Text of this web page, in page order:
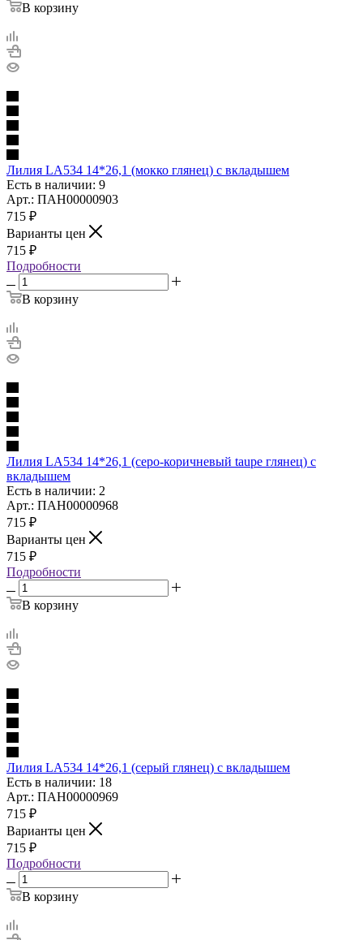
В корзину
Лилия LA534 14*26,1 (мокко глянец) с вкладышем
Есть в наличии: 9
Арт.: ПАН00000903
715 ₽
Варианты цен
715 ₽
Подробности
В корзину
Лилия LA534 14*26,1 (серо-коричневый taupe глянец) с
вкладышем
Есть в наличии: 2
Арт.: ПАН00000968
715 ₽
Варианты цен
715 ₽
Подробности
В корзину
Лилия LA534 14*26,1 (серый глянец) с вкладышем
Есть в наличии: 18
Арт.: ПАН00000969
715 ₽
Варианты цен
715 ₽
Подробности
В корзину